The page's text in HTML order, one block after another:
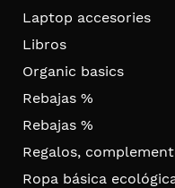
Laptop accesories
Libros
Organic basics
Rebajas %
Rebajas %
Regalos,
Ropa básica